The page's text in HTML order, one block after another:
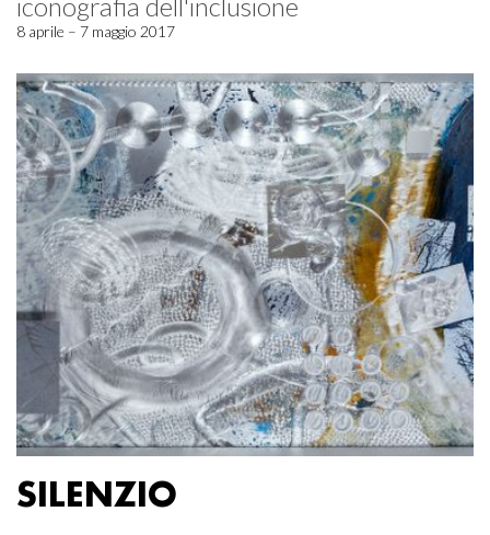
8 aprile – 7 maggio 2017
SILENZIO